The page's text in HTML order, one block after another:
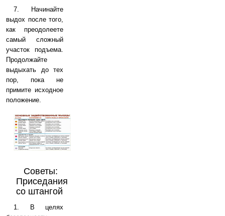
7. Начинайте
выдох после того,
как преодолеете
самый сложный
участок подъема.
Продолжайте
выдыхать до тех
пор, пока не
примите исходное
положение.
Советы:
Приседания
со штангой
1. В целях